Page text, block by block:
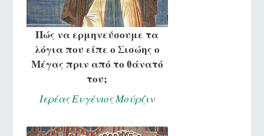
Πώς να ερμηνεύσουμε τα
λόγια που είπε ο Σισώης ο
Μέγας πριν από το θάνατό
του;
Ιερέας Ευγένιος Μούρζιν